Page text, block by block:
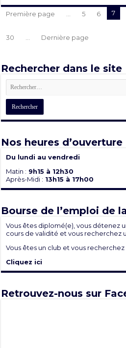
Première page 5 6 7
30
Dernière page
Rechercher dans le site
Nos heures d’ouverture
Du lundi au vendredi
Matin : 9h15 à 12h30
Après-Midi : 13h15 à 17h00
Bourse de l’emploi de
Vous êtes diplomé(e), vous détenez
cours de validité et vous recherchez
Vous êtes un club et vous recherchez
Cliquez ici
Retrouvez-nous sur